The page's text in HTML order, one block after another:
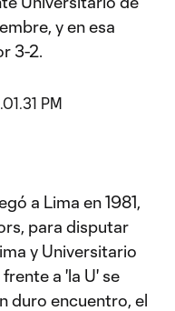
y en esa
3-2.
a Lima en 1981,
para disputar
y Universitario
a 'la U' se
duro encuentro, el